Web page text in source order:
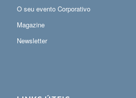
O seu evento Corporativo
Magazine
Newsletter